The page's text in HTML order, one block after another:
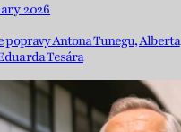
2026
popravy Antona Tunegu, Alberta
Tesára